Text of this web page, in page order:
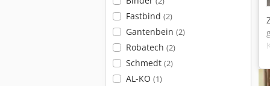
Fastbind (2)
Gantenbein (2)
Robatech (2)
Schmedt (2)
AL-KO (1)